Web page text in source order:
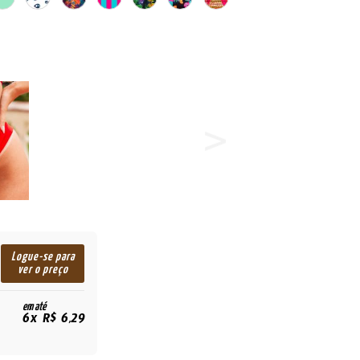
Logue-se para
ver o preço
em até
6x R$ 6,29